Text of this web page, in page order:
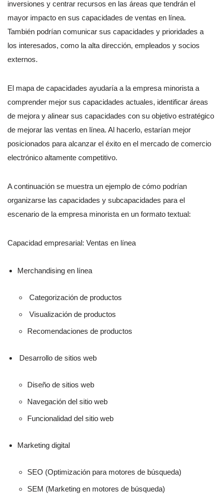
inversiones y centrar recursos en las áreas que tendrán el
mayor impacto en sus capacidades de ventas en línea.
También podrían comunicar sus capacidades y prioridades a
los interesados, como la alta dirección, empleados y socios
externos.
El mapa de capacidades ayudaría a la empresa minorista a
comprender mejor sus capacidades actuales, identificar áreas
de mejora y alinear sus capacidades con su objetivo estratégico
de mejorar las ventas en línea. Al hacerlo, estarían mejor
posicionados para alcanzar el éxito en el mercado de comercio
electrónico altamente competitivo.
A continuación se muestra un ejemplo de cómo podrían
organizarse las capacidades y subcapacidades para el
escenario de la empresa minorista en un formato textual:
Capacidad empresarial: Ventas en línea
Merchandising en línea
Categorización de productos
Visualización de productos
Recomendaciones de productos
Desarrollo de sitios web
Diseño de sitios web
Navegación del sitio web
Funcionalidad del sitio web
Marketing digital
SEO (Optimización para motores de búsqueda)
SEM (Marketing en motores de búsqueda)